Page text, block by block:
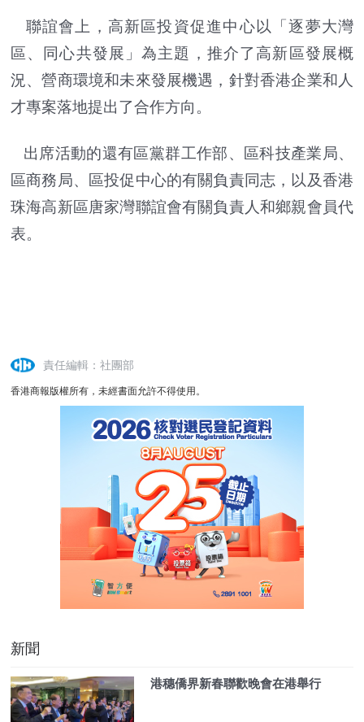
聯誼會上，高新區投資促進中心以「逐夢大灣
區、同心共發展」為主題，推介了高新區發展概
況、營商環境和未來發展機遇，針對香港企業和人
才專案落地提出了合作方向。
出席活動的還有區黨群工作部、區科技產業局、
區商務局、區投促中心的有關負責同志，以及香港
珠海高新區唐家灣聯誼會有關負責人和鄉親會員代
表。
責任編輯：社團部
香港商報版權所有，未經書面允許不得使用。
新聞
港穗僑界新春聯歡晚會在港舉行